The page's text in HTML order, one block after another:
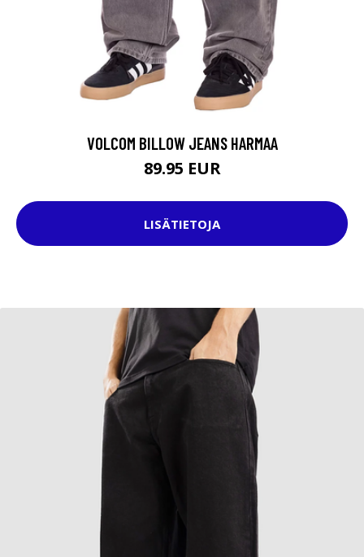
VOLCOM BILLOW JEANS HARMAA
89.95 EUR
LISÄTIETOJA